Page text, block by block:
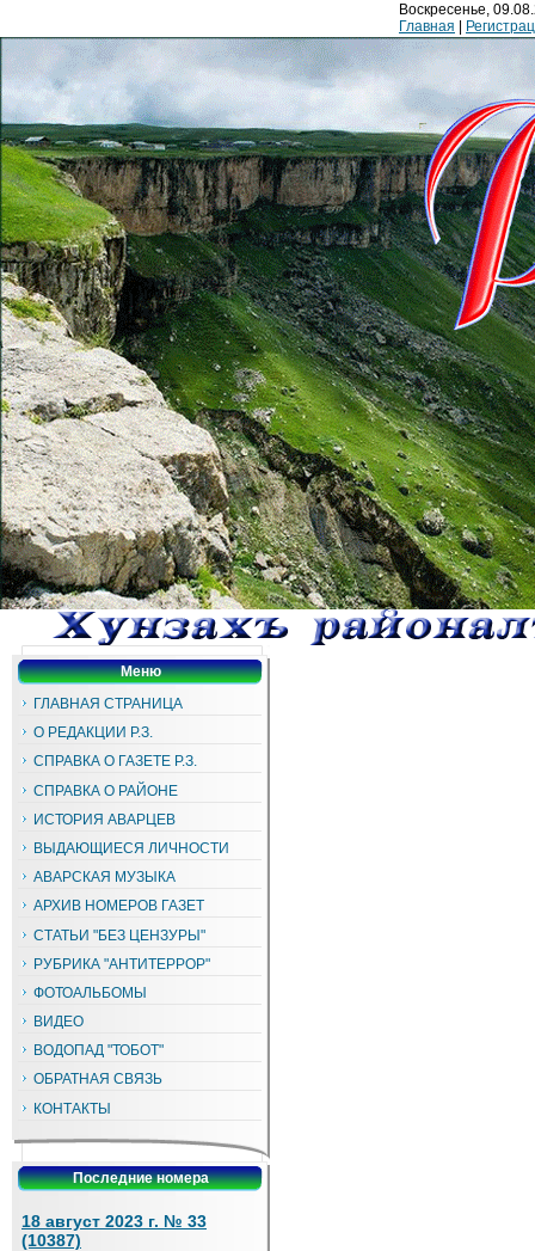
Воскресенье,
Главная
Меню
ГЛАВНАЯ СТРАНИЦА
О РЕДАКЦИИ Р.З.
СПРАВКА О ГАЗЕТЕ Р.З.
СПРАВКА О РАЙОНЕ
ИСТОРИЯ АВАРЦЕВ
ВЫДАЮЩИЕСЯ ЛИЧНОСТИ
АВАРСКАЯ МУЗЫКА
АРХИВ НОМЕРОВ ГАЗЕТ
СТАТЬИ "БЕЗ ЦЕНЗУРЫ"
РУБРИКА "АНТИТЕРРОР"
ФОТОАЛЬБОМЫ
ВИДЕО
ВОДОПАД "ТОБОТ"
ОБРАТНАЯ СВЯЗЬ
КОНТАКТЫ
Последние номера
18 август 2023 г. № 33
(10387)